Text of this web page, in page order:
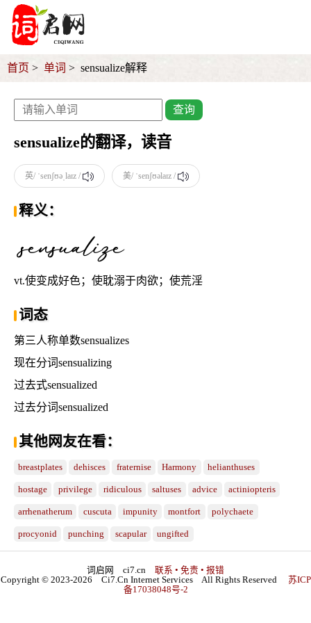
首页 单词 sensualize解释
查询
sensualize的翻译，读音
英/ ˈsenʃʊəˌlaɪz / 美/ ˈsenʃʊəlaɪz /
释义：
vt.使变成好色；使耽溺于肉欲；使荒淫
词态
第三人称单数sensualizes
现在分词sensualizing
过去式sensualized
过去分词sensualized
其他网友在看：
breastplates dehisces fraternise Harmony helianthuses
hostage privilege ridiculous saltuses advice actiniopteris
arrhenatherum cuscuta impunity montfort polychaete
procyonid punching scapular ungifted
词启网 ci7.cn 联系 • 免责 • 报错
Copyright © 2023-2026 Ci7.Cn Internet Services All Rights Reserved
苏ICP
备17038048号-2